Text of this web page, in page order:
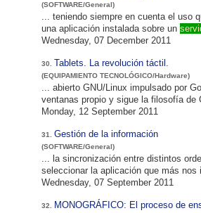
(SOFTWARE/General)
... teniendo siempre en cuenta el uso que va a hacerse de él. Podemos
una aplicación instalada sobre un
Wednesday, 07 December 2011
30. Tablets. La revolución táctil.
(EQUIPAMIENTO TECNOLÓGICO/Hardware)
... abierto GNU/Linux impulsado por
ventanas propio y sigue la filosofía
Monday, 12 September 2011
31. Gestión de la información
(SOFTWARE/General)
... la sincronización entre distintos
seleccionar la aplicación que más
Wednesday, 07 September 2011
32.
MONOGRÁFICO: El proceso de